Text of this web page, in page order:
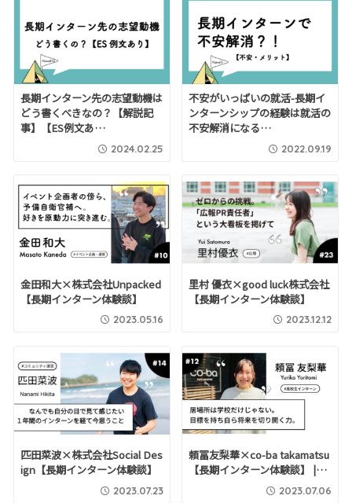
長期インターン先の志望動機は
どう書くべきなの？【解説記
事】【ES例文あ…
2024.02.25
不安がいっぱいの就活-長期イ
ンターンシップの経験は就活の
不安解消になる…
2022.09.19
金田和大×株式会社Unpacked
【長期インターン体験談】
2023.05.16
里村 優衣×good luck株式会社
【長期インターン体験談】
2023.12.12
匹田菜波×株式会社Social Des
ign【長期インターン体験談】
2023.07.23
頼冨友梨華×co-ba takamatsu
【長期インターン体験談】 |…
2023.07.06